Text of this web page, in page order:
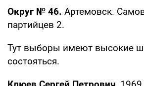
Округ № 46. Артемовск.
партийцев 2.
Тут выборы имеют высокие
состояться.